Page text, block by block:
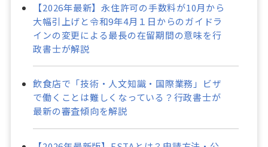
【2026年最新】永住許可の手数料が10月から
大幅引上げと令和9年4月１日からのガイドラ
インの変更による最長の在留期間の意味を行
政書士が解説
飲食店で「技術・人文知識・国際業務」ビザ
で働くことは難しくなっている？行政書士が
最新の審査傾向を解説